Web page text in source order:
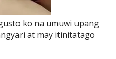
ko na umuwi upang
at may itinitatago